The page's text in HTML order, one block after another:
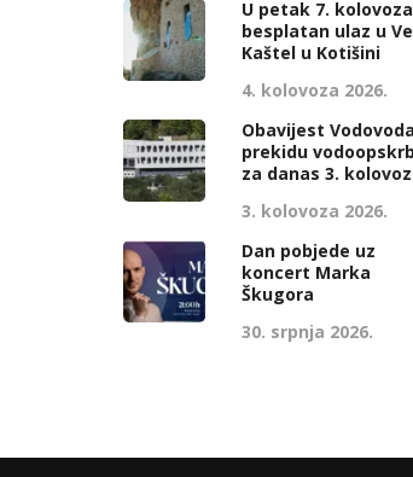
U petak 7. kolovoza
besplatan ulaz u
Kaštel u Kotišini
4. kolovoza 2026.
Obavijest
prekidu
za danas 3.
3. kolovoza 2026.
Dan pobjede uz
koncert Marka
Škugora
30. srpnja 2026.